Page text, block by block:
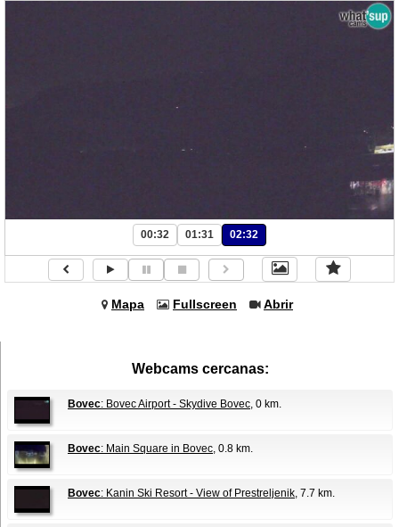
00:32 01:31 02:32
Mapa Fullscreen Abrir
Webcams cercanas:
Bovec: Bovec Airport - Skydive Bovec, 0 km.
Bovec: Main Square in Bovec, 0.8 km.
Bovec: Kanin Ski Resort - View of Prestreljenik, 7.7 km.